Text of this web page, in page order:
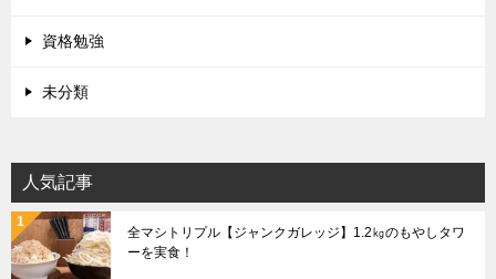
資格勉強
未分類
人気記事
全マシトリプル【ジャンクガレッジ】1.2㎏のもやしタワ
ーを実食！